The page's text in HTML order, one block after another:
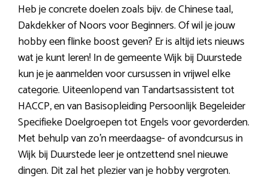
Heb je concrete doelen zoals bijv. de Chinese taal,
Dakdekker of Noors voor Beginners. Of wil je jouw
hobby een flinke boost geven? Er is altijd iets nieuws
wat je kunt leren! In de gemeente Wijk bij Duurstede
kun je je aanmelden voor cursussen in vrijwel elke
categorie. Uiteenlopend van Tandartsassistent tot
HACCP, en van Basisopleiding Persoonlijk Begeleider
Specifieke Doelgroepen tot Engels voor gevorderden.
Met behulp van zo’n meerdaagse- of avondcursus in
Wijk bij Duurstede leer je ontzettend snel nieuwe
dingen. Dit zal het plezier van je hobby vergroten.